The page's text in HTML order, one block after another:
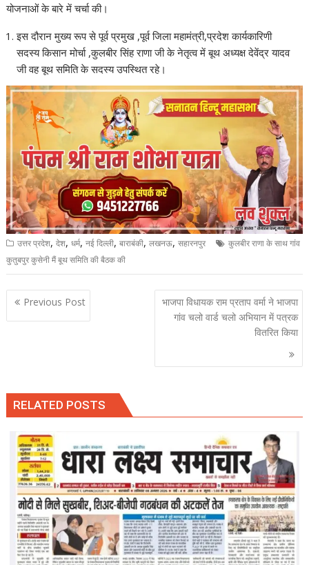
योजनाओं के बारे में चर्चा की।
इस दौरान मुख्य रूप से पूर्व प्रमुख ,पूर्व जिला महामंत्री,प्रदेश कार्यकारिणी
सदस्य किसान मोर्चा ,कुलबीर सिंह राणा जी के नेतृत्व में बूथ अध्यक्ष देवेंद्र यादव
जी वह बूथ समिति के सदस्य उपस्थित रहे।
उत्तर प्रदेश,देश,धर्म,नई दिल्ली,बाराबंकी,लखनऊ,सहारनपुर
कुलबीर राणा के साथ गांव
कुतुबपुर कुसेनी मैं बूथ समिति की बैठक की
Post
navigation
Previous Post
भाजपा विधायक राम प्रताप वर्मा ने भाजपा
गांव चलो वार्ड चलो अभियान में पत्रक
वितरित किया
RELATED POSTS